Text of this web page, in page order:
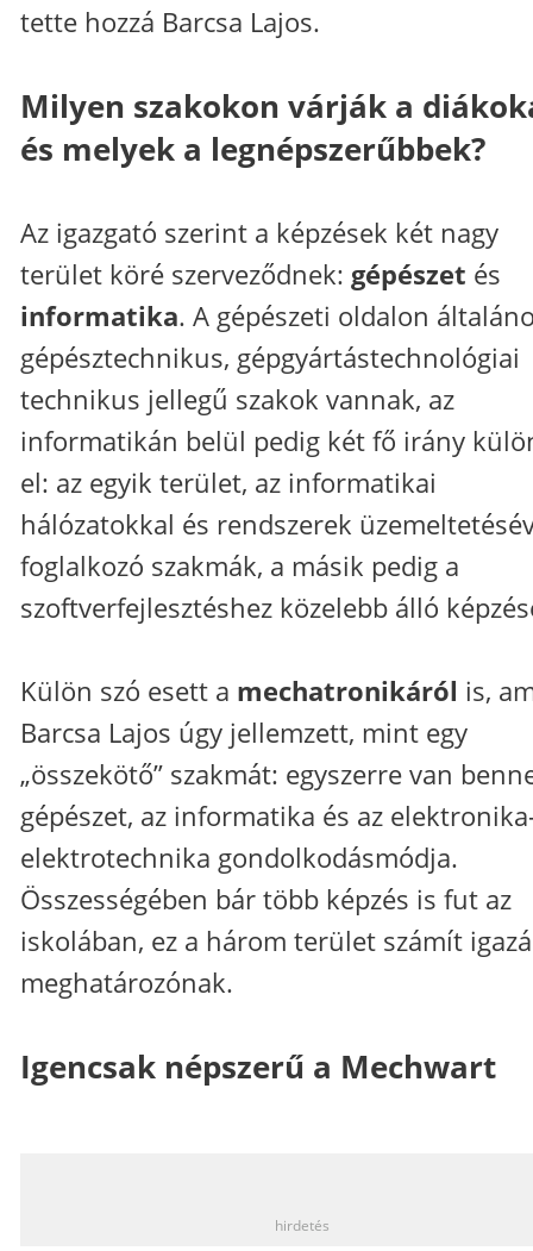
tette hozzá Barcsa Lajos.
Milyen szakokon várják a
és melyek a legnépszerűbbek?
Az igazgató szerint a képzések két nagy
terület köré szerveződnek: gépészet és
informatika. A gépészeti oldalon
gépésztechnikus, gépgyártástechnológiai
technikus jellegű szakok vannak, az
informatikán belül pedig két fő irány
el: az egyik terület, az informatikai
hálózatokkal és rendszerek
foglalkozó szakmák, a másik pedig a
szoftverfejlesztéshez közelebb álló
Külön szó esett a mechatronikáról is,
Barcsa Lajos úgy jellemzett, mint egy
„összekötő” szakmát: egyszerre van
gépészet, az informatika és az
elektrotechnika gondolkodásmódja.
Összességében bár több képzés is fut az
iskolában, ez a három terület számít
meghatározónak.
Igencsak népszerű a Mechwart
hirdetés